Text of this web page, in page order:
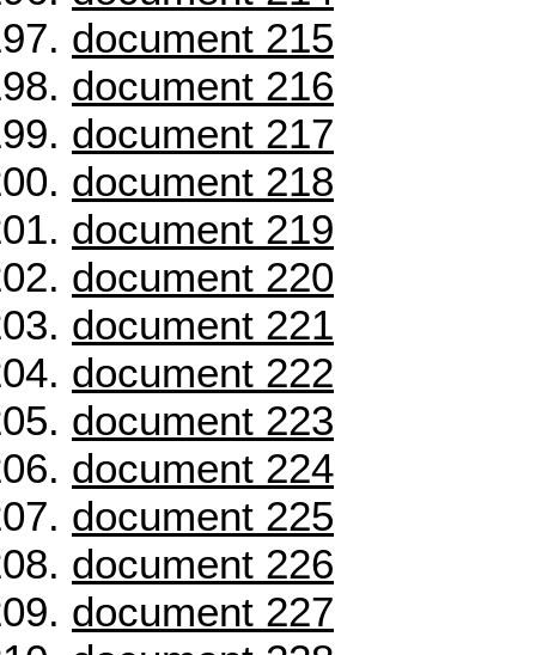
document 215
document 216
document 217
document 218
document 219
document 220
document 221
document 222
document 223
document 224
document 225
document 226
document 227